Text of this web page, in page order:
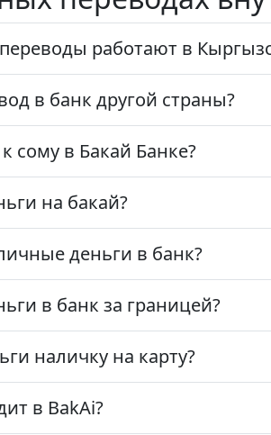
работают в
в банк другой страны?
сому в Бакай Банке?
на бакай?
деньги в банк?
в банк за границей?
наличку на карту?
в BakAi?